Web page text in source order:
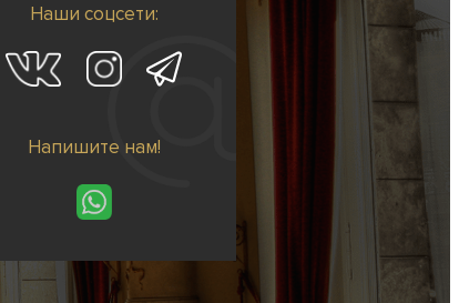
Наши соцсети:
Напишите нам!